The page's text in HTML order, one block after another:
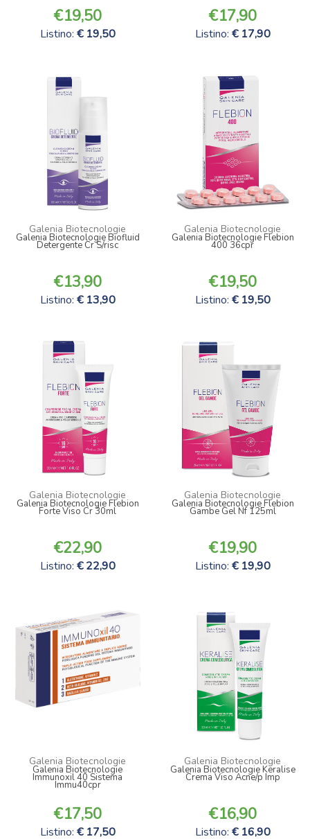
19,50
Listino: 19,50
17,90
Listino: 17,90
Galenia Biotecnologie
Galenia Biotecnologie Biofluid
Detergente Cr S/risc
13,90
Listino: 13,90
Galenia Biotecnologie
Galenia Biotecnologie Flebion
400 36cpr
19,50
Listino: 19,50
Galenia Biotecnologie
Galenia Biotecnologie Flebion
Forte Viso Cr 30ml
22,90
Listino: 22,90
Galenia Biotecnologie
Galenia Biotecnologie Flebion
Gambe Gel Nf 125ml
19,90
Listino: 19,90
Galenia Biotecnologie
Galenia Biotecnologie
Immunoxil 40 Sistema
Immu40cpr
17,50
Listino: 17,50
Galenia Biotecnologie
Galenia Biotecnologie Keralise
Crema Viso Acne/p Imp
16,90
Listino: 16,90